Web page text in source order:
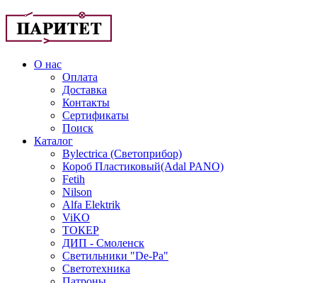
О нас
Оплата
Доставка
Контакты
Сертификаты
Поиск
Каталог
Bylectrica (Светоприбор)
Короб Пластиковый(Adal PANO)
Fetih
Nilson
Alfa Elektrik
ViKO
ТОКЕР
ДИП - Смоленск
Светильники "De-Pa"
Светотехника